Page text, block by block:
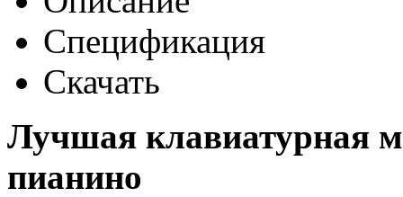
Спецификация
Скачать
Лучшая клавиатурная
пианино